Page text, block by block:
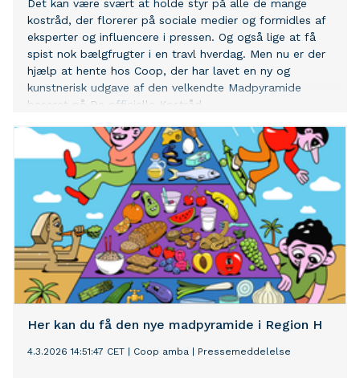
Det kan være svært at holde styr på alle de mange
kostråd, der florerer på sociale medier og formidles af
eksperter og influencere i pressen. Og også lige at få
spist nok bælgfrugter i en travl hverdag. Men nu er der
hjælp at hente hos Coop, der har lavet en ny og
kunstnerisk udgave af den velkendte Madpyramide
baseret på De officielle Kostråd.
Her kan du få den nye madpyramide i Region H
4.3.2026 14:51:47 CET Coop amba Pressemeddelelse